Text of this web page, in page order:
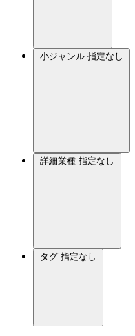
小ジャンル 指定なし
詳細業種 指定なし
タグ 指定なし